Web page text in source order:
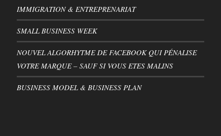
IMMIGRATION & ENTREPRENARIAT
SMALL BUSINESS WEEK
NOUVEL ALGORHYTME DE FACEBOOK QUI PÉNALISE
VOTRE MARQUE – SAUF SI VOUS ETES MALINS
BUSINESS MODEL & BUSINESS PLAN